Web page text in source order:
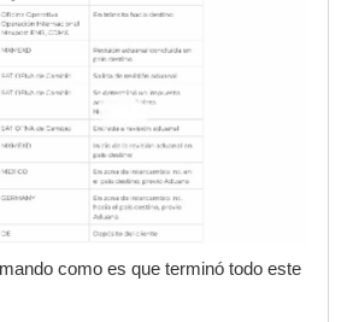
como es que terminó todo este